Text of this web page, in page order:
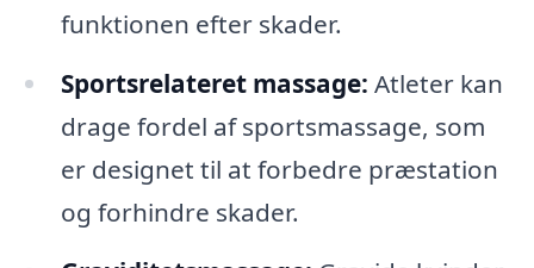
funktionen efter skader.
Sportsrelateret massage: Atleter kan
drage fordel af sportsmassage, som
er designet til at forbedre præstation
og forhindre skader.